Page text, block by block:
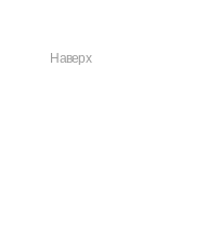
Наверх